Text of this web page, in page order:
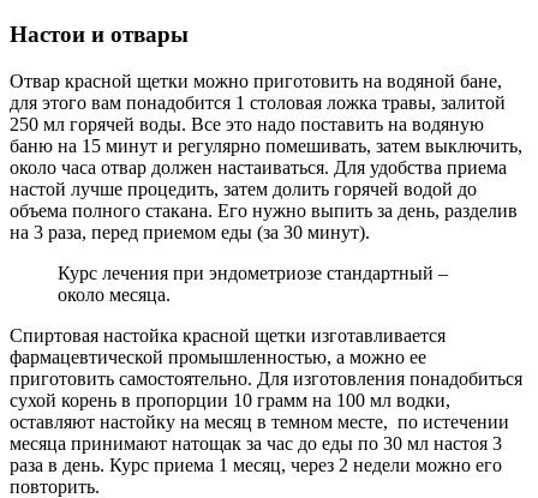
Настои и отвары
Отвар красной щетки можно приготовить на водяной бане,
для этого вам понадобится 1 столовая ложка травы, залитой
250 мл горячей воды. Все это надо поставить на водяную
баню на 15 минут и регулярно помешивать, затем выключить,
около часа отвар должен настаиваться. Для удобства приема
настой лучше процедить, затем долить горячей водой до
объема полного стакана. Его нужно выпить за день, разделив
на 3 раза, перед приемом еды (за 30 минут).
Курс лечения при эндометриозе стандартный –
около месяца.
Спиртовая настойка красной щетки изготавливается
фармацевтической промышленностью, а можно ее
приготовить самостоятельно. Для изготовления понадобиться
сухой корень в пропорции 10 грамм на 100 мл водки,
оставляют настойку на месяц в темном месте, по истечении
месяца принимают натощак за час до еды по 30 мл настоя 3
раза в день. Курс приема 1 месяц, через 2 недели можно его
повторить.